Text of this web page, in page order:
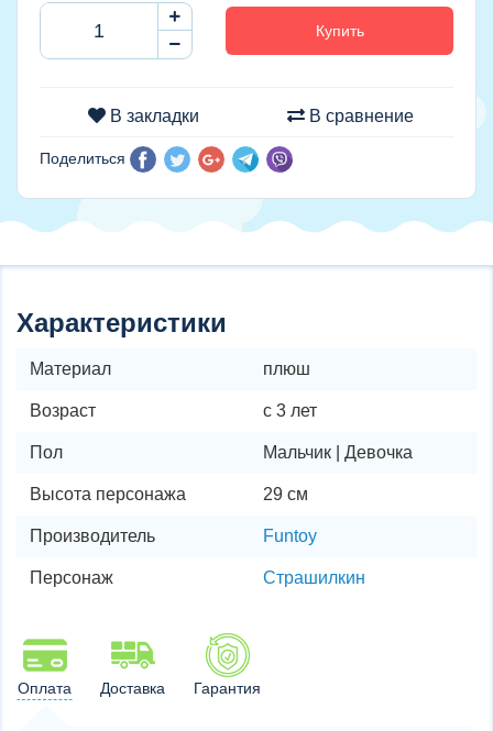
Купить
В закладки В сравнение
Поделиться
Характеристики
Материал плюш
Возраст с 3 лет
Пол Мальчик | Девочка
Высота персонажа 29 см
Производитель Funtoy
Персонаж Страшилкин
Оплата Доставка Гарантия